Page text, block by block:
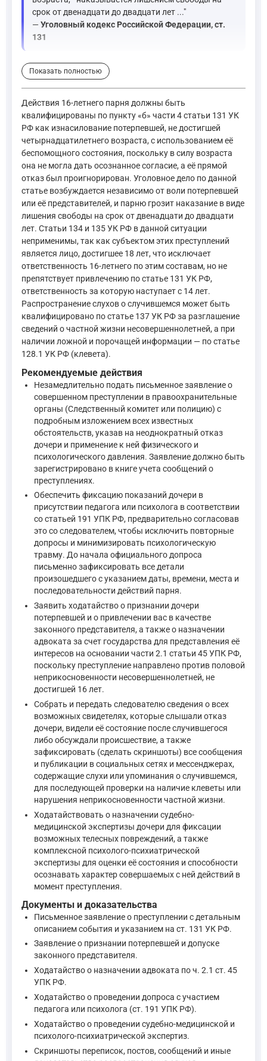
срок от двенадцати до двадцати лет ..."
—Уголовный кодекс Российской Федерации, ст.
131
Параллельно необходимо оценить возможность применения
"Статья 132. Насильственные действия сексуального
—Уголовный кодекс Российской Федерации, ст. 132
Статья 134 УК РФ (половое сношение с лицом, не достигшим
"Статья 134. Половое сношение и иные действия
—Уголовный кодекс Российской Федерации, ст. 134
"Статья 135. Развратные действия. 1. Совершение
—Уголовный кодекс Российской Федерации, ст. 135
Таким образом, 16-летний возраст парня исключает
Что касается распространения слухов о произошедшем,
"Статья 128.1. Клевета, то есть распространение
—Уголовный кодекс Российской Федерации, ст. 128.1
Однако, если слухи лишь воспроизводят действительный
"Статья 137. Нарушение неприкосновенности частной
—Уголовный кодекс Российской Федерации, ст. 137
В данной ситуации, поскольку полиция уже начала опрос и
Теперь о процессуальных правах. На стадии проверки
"Статья 144. Порядок рассмотрения сообщения о
Дознаватель, орган дознания, следователь,
—Уголовно-процессуальный кодекс Российской
После проверки принимается одно из решений,
"Статья 145. Решения, принимаемые по результатам
По результатам рассмотрения сообщения о
о возбуждении уголовного дела в порядке,
об отказе в возбуждении уголовного дела;
о передаче сообщения по подследственности в
О принятом решении сообщается заявителю. При этом
—Уголовно-процессуальный кодекс Российской
В случае возбуждения уголовного дела дочь может быть
"Статья 42 УПК РФ определяет понятие потерпевшего и
—Уголовно-процессуальный кодекс Российской
"Статья 45 УПК РФ. 1. Представителями потерпевшего...
—Уголовно-процессуальный кодекс Российской
Таким образом, применимое право позволяет
Показать полностью
Действия 16-летнего парня должны быть
квалифицированы по пункту «б» части 4 статьи 131 УК
РФ как изнасилование потерпевшей, не достигшей
четырнадцатилетнего возраста, с использованием её
беспомощного состояния, поскольку в силу возраста
она не могла дать осознанное согласие, а её прямой
отказ был проигнорирован. Уголовное дело по данной
статье возбуждается независимо от воли потерпевшей
или её представителей, и парню грозит наказание в виде
лишения свободы на срок от двенадцати до двадцати
лет. Статьи 134 и 135 УК РФ в данной ситуации
неприменимы, так как субъектом этих преступлений
является лицо, достигшее 18 лет, что исключает
ответственность 16-летнего по этим составам, но не
препятствует привлечению по статье 131 УК РФ,
ответственность за которую наступает с 14 лет.
Распространение слухов о случившемся может быть
квалифицировано по статье 137 УК РФ за разглашение
сведений о частной жизни несовершеннолетней, а при
наличии ложной и порочащей информации — по статье
128.1 УК РФ (клевета).
Рекомендуемые действия
Незамедлительно подать письменное заявление о
совершенном преступлении в правоохранительные
органы (Следственный комитет или полицию) с
подробным изложением всех известных
обстоятельств, указав на неоднократный отказ
дочери и применение к ней физического и
психологического давления. Заявление должно быть
зарегистрировано в книге учета сообщений о
преступлениях.
Обеспечить фиксацию показаний дочери в
присутствии педагога или психолога в соответствии
со статьей 191 УПК РФ, предварительно согласовав
это со следователем, чтобы исключить повторные
допросы и минимизировать психологическую
травму. До начала официального допроса
письменно зафиксировать все детали
произошедшего с указанием даты, времени, места и
последовательности действий парня.
Заявить ходатайство о признании дочери
потерпевшей и о привлечении вас в качестве
законного представителя, а также о назначении
адвоката за счет государства для представления её
интересов на основании части 2.1 статьи 45 УПК РФ,
поскольку преступление направлено против половой
неприкосновенности несовершеннолетней, не
достигшей 16 лет.
Собрать и передать следователю сведения о всех
возможных свидетелях, которые слышали отказ
дочери, видели её состояние после случившегося
либо обсуждали происшествие, а также
зафиксировать (сделать скриншоты) все сообщения
и публикации в социальных сетях и мессенджерах,
содержащие слухи или упоминания о случившемся,
для последующей проверки на наличие клеветы или
нарушения неприкосновенности частной жизни.
Ходатайствовать о назначении судебно-
медицинской экспертизы дочери для фиксации
возможных телесных повреждений, а также
комплексной психолого-психиатрической
экспертизы для оценки её состояния и способности
осознавать характер совершаемых с ней действий в
момент преступления.
Документы и доказательства
Письменное заявление о преступлении с детальным
описанием события и указанием на ст. 131 УК РФ.
Заявление о признании потерпевшей и допуске
законного представителя.
Ходатайство о назначении адвоката по ч. 2.1 ст. 45
УПК РФ.
Ходатайство о проведении допроса с участием
педагога или психолога (ст. 191 УПК РФ).
Ходатайство о проведении судебно-медицинской и
психолого-психиатрической экспертиз.
Скриншоты переписок, постов, сообщений и иные